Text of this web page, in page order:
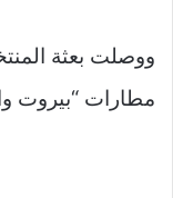
ووصلت بعثة
مطارات “بيروت